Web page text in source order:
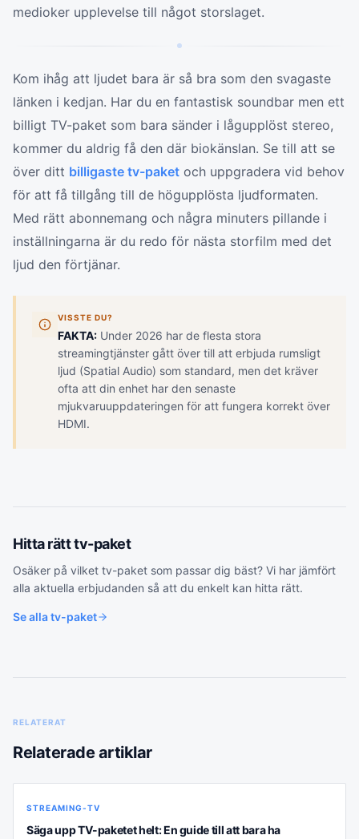
medioker upplevelse till något storslaget.
Kom ihåg att ljudet bara är så bra som den svagaste
länken i kedjan. Har du en fantastisk soundbar men ett
billigt TV-paket som bara sänder i lågupplöst stereo,
kommer du aldrig få den där biokänslan. Se till att se
över ditt billigaste tv-paket och uppgradera vid behov
för att få tillgång till de högupplösta ljudformaten.
Med rätt abonnemang och några minuters pillande i
inställningarna är du redo för nästa storfilm med det
ljud den förtjänar.
VISSTE DU?
FAKTA: Under 2026 har de flesta stora
streamingtjänster gått över till att erbjuda rumsligt
ljud (Spatial Audio) som standard, men det kräver
ofta att din enhet har den senaste
mjukvaruuppdateringen för att fungera korrekt över
HDMI.
Hitta rätttv-paket
Osäker på vilket tv-paket som passar dig bäst? Vi har jämfört
alla aktuella erbjudanden så att du enkelt kan hitta rätt.
Se allatv-paket
RELATERAT
Relaterade artiklar
STREAMING-TV
Säga upp TV-paketet helt: En guide till att bara ha